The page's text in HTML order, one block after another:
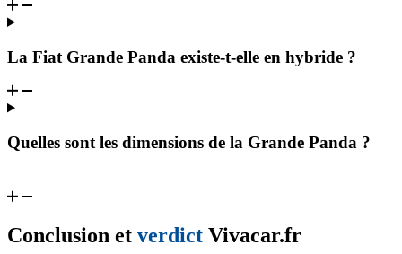
La Fiat Grande Panda existe-t-elle en hybride ?
Quelles sont les dimensions de la Grande Panda ?
Conclusion et verdict Vivacar.fr